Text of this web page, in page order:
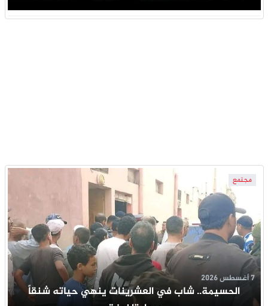
مجتمع
الحسيمة.. شاب في العشرينات ينهي حياته شنقاً
7 أغسطس 2026